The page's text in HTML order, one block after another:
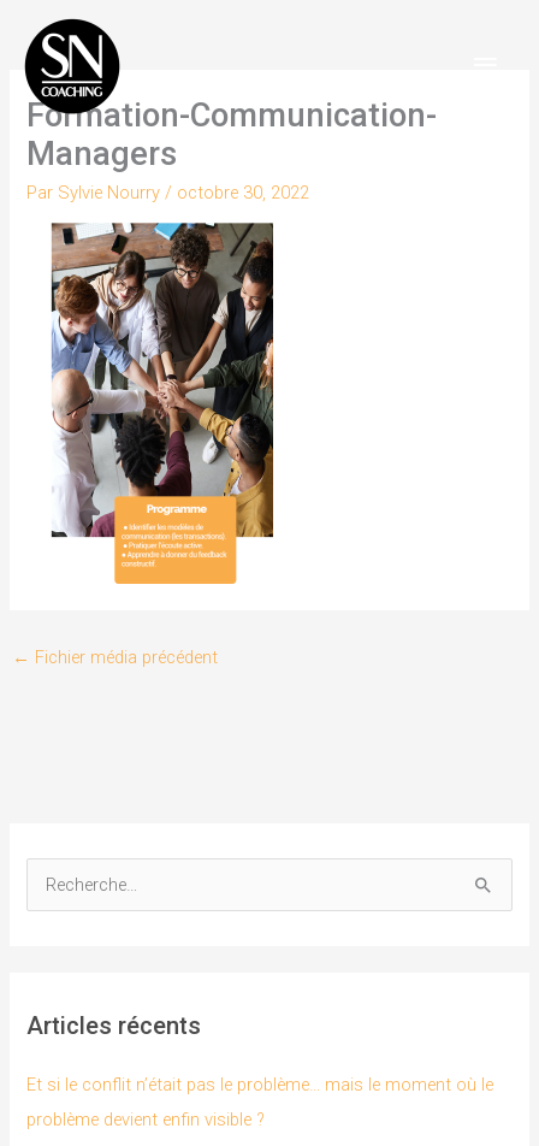
contenu
Formation-Communication-
Managers
Par Sylvie Nourry/ octobre 30, 2022
← Fichier média précédent
e
h
Articles récents
Et si le conflit n’était pas le problème… mais le moment où le
problème devient enfin visible ?